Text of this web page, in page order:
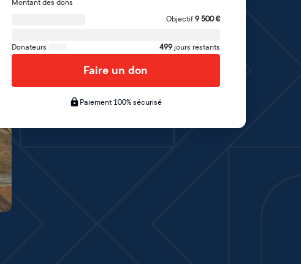
Montant des dons
Objectif 9 500€
Donateurs 499 jours restants
Faire un don
Paiement 100% sécurisé